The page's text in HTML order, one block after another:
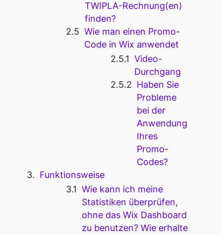
TWIPLA-Rechnung(en)
finden?
Wie man einen Promo-
Code in Wix anwendet
Video-
Durchgang
Haben Sie
Probleme
bei der
Anwendung
Ihres
Promo-
Codes?
Funktionsweise
Wie kann ich meine
Statistiken überprüfen,
ohne das Wix Dashboard
zu benutzen? Wie erhalte